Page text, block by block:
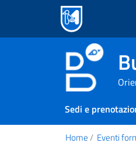
Sedi e
Home/ Eventi